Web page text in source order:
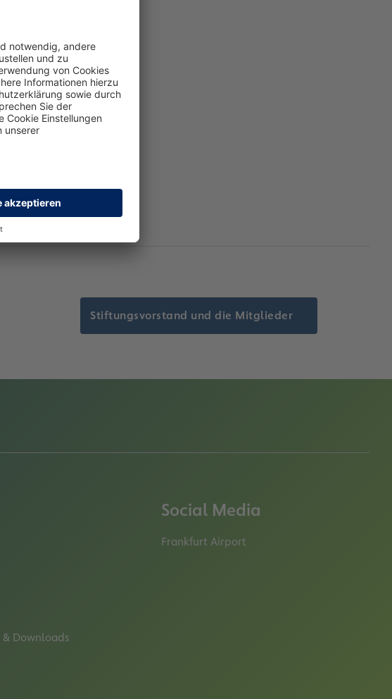
Stiftungsvorstand und die Mitglieder
Downloads
Social Media
Frankfurt Airport